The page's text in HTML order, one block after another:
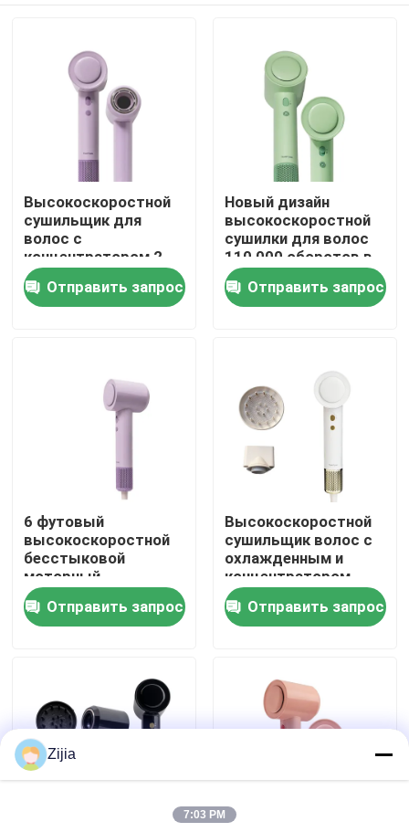
Дом
Путешествие фабрики
Проверка качества
Спросите цитату
Высокоскоростной безщеточный мотор
Мотор DC безщеточный
Высокоскоростной
сушильщик для
волос с
концентратором 2
года гарантии
Отправить запрос
Новый дизайн
высокоскоростной
сушилки для волос
110 000 оборотов в
минуту быстрая
сушка с 3
настройками тепла
Отправить запрос
6 футовый
высокоскоростной
бесстыковой
моторный
сушильщик волос
Отправить запрос
Высокоскоростной
сушильщик волос с
охлажденным и
концентратором
Отправить запрос
Zijia
7:03 PM